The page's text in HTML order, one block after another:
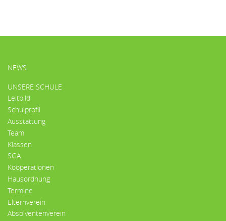
HAUPTMENÜ
NEWS
UNSERE SCHULE
Leitbild
Schulprofil
Ausstattung
Team
Klassen
SGA
Kooperationen
Hausordnung
Termine
Elternverein
Absolventenverein